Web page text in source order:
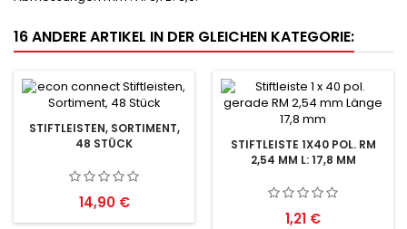
16 ANDERE ARTIKEL IN DER GLEICHEN KATEGORIE:
STIFTLEISTEN, SORTIMENT,
48 STÜCK
Preis
14,90 €
STIFTLEISTE 1X40 POL. RM
2,54 MM L: 17,8 MM
Preis
1,21 €